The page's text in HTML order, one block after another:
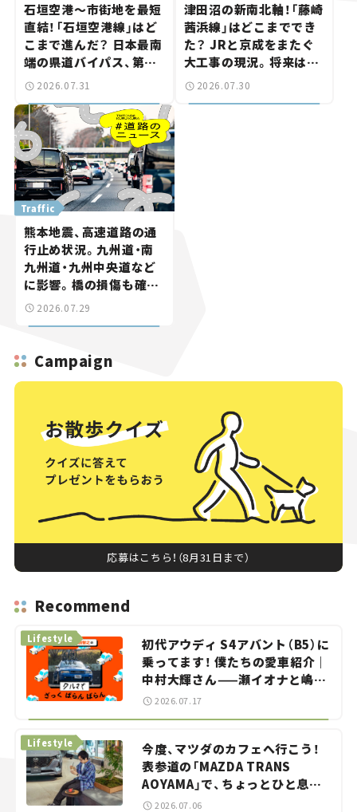
石垣空港～市街地を最短
直結！「石垣空港線」はど
こまで進んだ？ 日本最南
端の県道バイパス、第2
工区も延伸開通 【いま気
2026.07.31
津田沼の新南北軸！「藤崎
茜浜線」はどこまででき
た？ JRと京成をまたぐ
大工事の現況。将来は
「習志野～鎌ケ谷」を最短
2026.07.30
Traffic
熊本地震、高速道路の通
行止め状況。九州道・南
九州道・九州中央道など
に影響。橋の損傷も確認
【道路のニュース】
2026.07.29
Campaign
応募はこちら！（8月31日まで）
Recommend
初代アウディ S4アバント（B5）に
乗ってます！ 僕たちの愛車紹介｜
中村大輝さん——瀬イオナと嶋田
智之の「クルマでざっくばらんば
らん！」＃20
Lifestyle
2026.07.17
今度、マツダのカフェへ行こう！
表参道の「MAZDA TRANS
AOYAMA」で、ちょっとひと息。
——連載｜CCGとクルマでどうす
Lifestyle
2026.07.06